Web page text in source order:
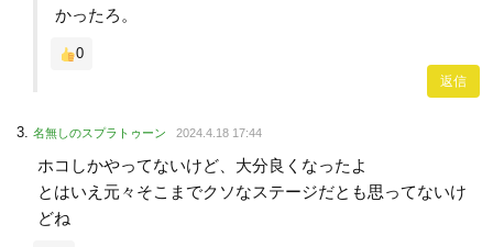
かったろ。
0
返信
名無しのスプラトゥーン 2024.4.18 17:44
ホコしかやってないけど、大分良くなったよ
とはいえ元々そこまでクソなステージだとも思ってないけ
どね